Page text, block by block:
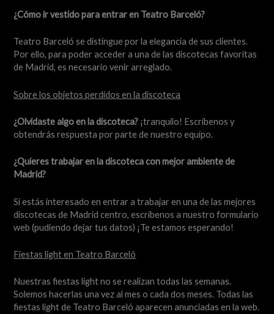
¿Cómo ir vestido para entrar en Teatro Barceló?
Teatro Barceló se distingue por la elegancia de sus clientes.
Por ello, para poder acceder a una de las discotecas favoritas
de Madrid, es necesario venir arreglado.
Sobre los objetos perdidos en la discoteca
¿Olvidaste algo en la discoteca? ¡tranquilo! Escríbenos y
obtendrás respuesta por parte de nuestro equipo.
¿Quieres trabajar en la discoteca con mejor ambiente de
Madrid?
Si estás interesado en entrar a trabajar en una de las mejores
discotecas de Madrid centro, escríbenos a nuestro formulario
web (pudiendo dejar tus datos) ¡Te estamos esperando!
Fiestas light en Teatro Barceló
Nuestras fiestas light no se realizan todas las semanas.
Solemos hacerlas una vez al mes o cada dos meses. Todas las
fiestas light de Teatro Barceló aparecen anunciadas en la web.